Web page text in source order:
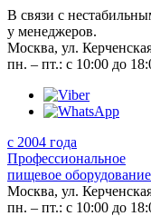
В связи с
у менеджеров.
Москва, ул.
пн. – пт.: с 10:00 до
с 2004 года
Профессиональное
пищевое оборудование
Москва, ул.
пн. – пт.: с 10:00 до